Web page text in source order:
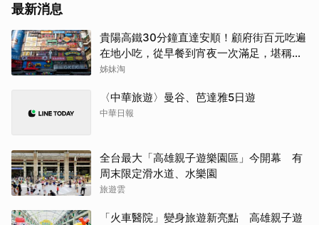
最新消息
貴陽高鐵30分鐘直達安順！顧府街百元吃遍
在地小吃，從早餐到宵夜一次滿足，堪稱貴
州「小吃王國」
姊妹淘
〈中華旅遊〉曼谷、芭達雅5日遊
中華日報
全台最大「高雄親子遊樂園區」今開幕 有
周末限定滑水道、水樂園
旅遊雲
「火車醫院」變身旅遊新亮點 高雄親子遊